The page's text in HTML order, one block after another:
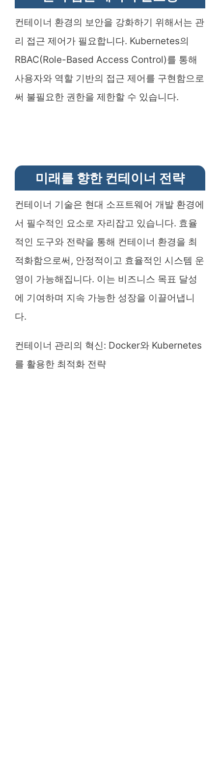
컨테이너 환경의 보안을 강화하기 위해서는 관
리 접근 제어가 필요합니다. Kubernetes의
RBAC(Role-Based Access Control)를 통해
사용자와 역할 기반의 접근 제어를 구현함으로
써 불필요한 권한을 제한할 수 있습니다.
미래를 향한 컨테이너 전략
컨테이너 기술은 현대 소프트웨어 개발 환경에
서 필수적인 요소로 자리잡고 있습니다. 효율
적인 도구와 전략을 통해 컨테이너 환경을 최
적화함으로써, 안정적이고 효율적인 시스템 운
영이 가능해집니다. 이는 비즈니스 목표 달성
에 기여하며 지속 가능한 성장을 이끌어냅니
다.
컨테이너 관리의 혁신: Docker와 Kubernetes
를 활용한 최적화 전략